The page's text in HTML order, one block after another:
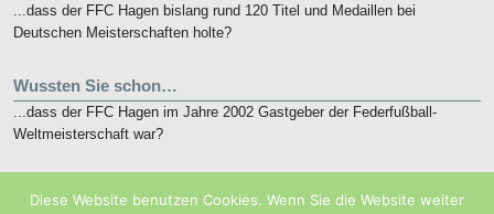
...dass der FFC Hagen bislang rund 120 Titel und Medaillen bei
Deutschen Meisterschaften holte?
Wussten Sie schon…
...dass der FFC Hagen im Jahre 2002 Gastgeber der Federfußball-
Weltmeisterschaft war?
Diese Website benutzen Cookies. Wenn Sie die Website weiter